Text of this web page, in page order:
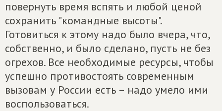
повернуть время вспять и любой ценой
сохранить "командные высоты".
Готовиться к этому надо было вчера, что,
собственно, и было сделано, пусть не без
огрехов. Все необходимые ресурсы, чтобы
успешно противостоять современным
вызовам у России есть – надо умело ими
воспользоваться.